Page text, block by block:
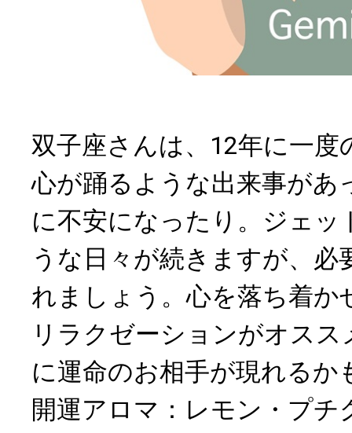
双子座さんは、12年に一度
心が踊るような出来事があ
に不安になったり。ジェッ
うな日々が続きますが、必
れましょう。心を落ち着か
リラクゼーションがオス
に運命のお相手が現れるか
開運アロマ：レモン・プチ